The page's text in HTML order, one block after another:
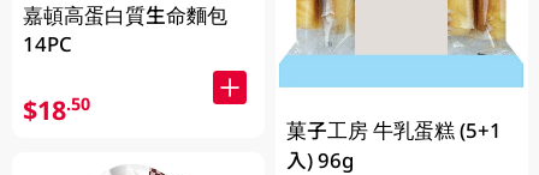
嘉頓高蛋白質生命麵包
14PC
$18.50
菓子工房 牛乳蛋糕 (5+1
入) 96g